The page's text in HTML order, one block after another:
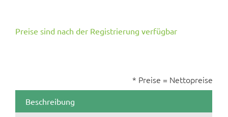
Preise sind nach der Registrierung verfügbar
* Preise = Nettopreise
Beschreibung